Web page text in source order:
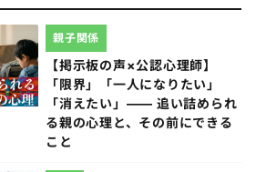
【掲示板の声×公認心理師】
「限界」「一人になりたい」
「消えたい」―― 追い詰められ
る親の心理と、その前にできる
こと
親子関係